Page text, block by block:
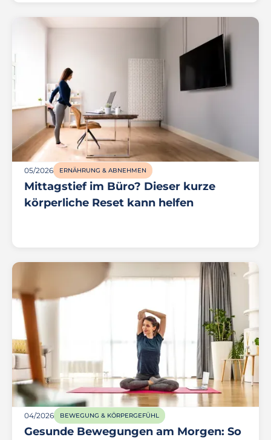
05/2026 ERNÄHRUNG & ABNEHMEN
Mittagstief im Büro? Dieser kurze
körperliche Reset kann helfen
04/2026 BEWEGUNG & KÖRPERGEFÜHL
Gesunde Bewegungen am Morgen: So